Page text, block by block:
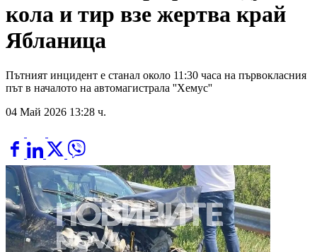
кола и тир взе жертва край
Ябланица
Пътният инцидент е станал около 11:30 часа на първокласния
път в началото на автомагистрала ''Хемус''
04 Май 2026 13:28 ч.